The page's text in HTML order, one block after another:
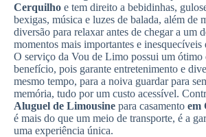
Cerquilho e tem direito a bebidinhas,
bexigas, música e luzes de balada, além de
diversão para relaxar antes de chegar a um
momentos mais importantes e inesquecíveis
O serviço da Vou de Limo possui um ótimo
benefício, pois garante entretenimento e
mesmo tempo, para a noiva guardar para
memória, tudo por um custo acessível.
Aluguel de Limousine para casamento em
é mais do que um meio de transporte, é a
uma experiência única.